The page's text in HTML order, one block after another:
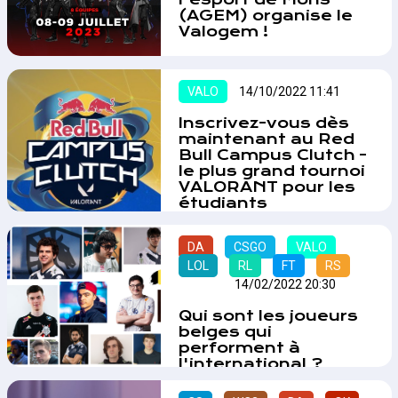
(AGEM) organise le
Valogem !
L'AGEM organise son premier
tournoi Valorant en ligne les 8 et
9 juillet prochains ! Nous
souhaitions relayer cet
évènement aux places limitées !…
VALO 14/10/2022 11:41
Inscrivez-vous dès
maintenant au Red
Bull Campus Clutch -
le plus grand tournoi
VALORANT pour les
étudiants
s'inscrire dès aujourd’hui à la
deuxième saison du Red Bull
Campus Clutch, le plus grand
tournoi officiel VALORANT au
monde pour les étudiants.
L’enjeu : un ticket pour la finale
mondiale au Brésil en décembre
!…
DA CSGO
VALO
LOL
RL FT
RS
14/02/2022 20:30
Qui sont les joueurs
belges qui
performent à
l'international ?